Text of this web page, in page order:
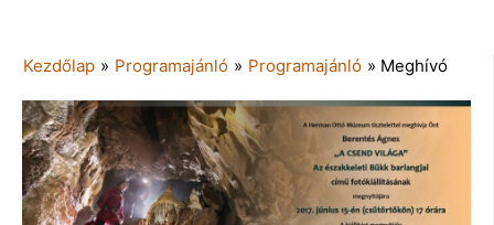
Kezdőlap » Programajánló » Programajánló » Meghívó